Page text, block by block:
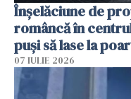
Înșelăciune de
româncă în
puși să lase la
07 IULIE 2026